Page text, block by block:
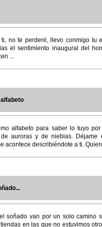
no te perderé, llevo conmigo tu
el sentimiento inaugural del
...
alfabeto para saber lo tuyo
auroras y de nieblas.
acontece describiéndote a ti.
soñado van por un solo camino
en las que no estuvimos